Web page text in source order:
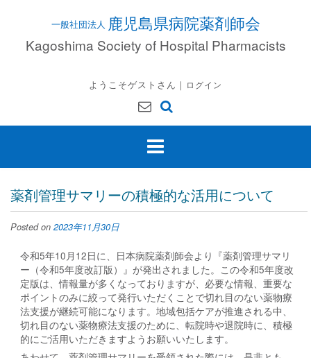
鹿児島県病院薬剤師会
Kagoshima Society of Hospital Pharmacists
ようこそゲストさん｜ ログイン
薬剤管理サマリーの積極的な活用について
Posted on 2023年11月30日
令和5年10月12日に、日本病院薬剤師会より『薬剤管理サマリ
ー（令和5年度改訂版）』が発出されました。この令和5年度改
定版は、情報量が多くなっておりますが、必要な情報、重要な
ポイントのみに絞って発行いただくことで切れ目のない薬物療
法支援が継続可能になります。地域包括ケアが推進される中、
切れ目のない薬物療法支援のために、転院時や退院時に、積極
的にご活用いただきますようお願いいたします。